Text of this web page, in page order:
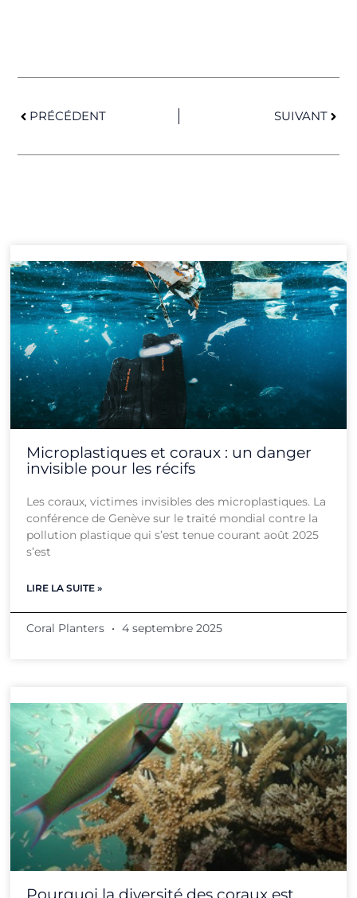
PRÉCÉDENT SUIVANT
Microplastiques et coraux : un danger
invisible pour les récifs
Les coraux, victimes invisibles des microplastiques. La
conférence de Genève sur le traité mondial contre la
pollution plastique qui s’est tenue courant août 2025
s’est
LIRE LA SUITE »
Coral Planters 4 septembre 2025